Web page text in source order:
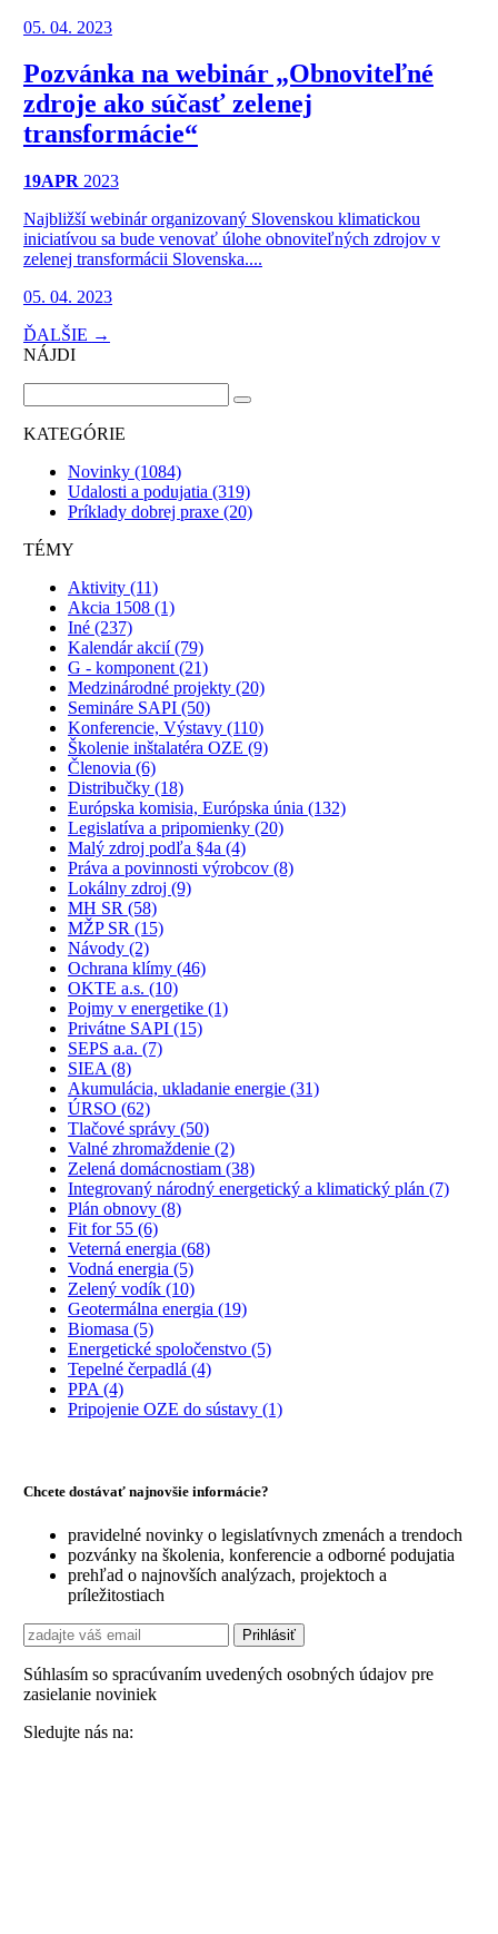
05. 04. 2023
Pozvánka na webinár „Obnoviteľné
zdroje ako súčasť zelenej
transformácie“
19APR 2023
Najbližší webinár organizovaný Slovenskou klimatickou
iniciatívou sa bude venovať úlohe obnoviteľných zdrojov v
zelenej transformácii Slovenska....
05. 04. 2023
ĎALŠIE →
NÁJDI
KATEGÓRIE
Novinky (1084)
Udalosti a podujatia (319)
Príklady dobrej praxe (20)
TÉMY
Aktivity (11)
Akcia 1508 (1)
Iné (237)
Kalendár akcií(79)
G - komponent (21)
Medzinárodné projekty (20)
Semináre SAPI (50)
Konferencie, Výstavy (110)
Školenie inštalatéra OZE (9)
Členovia (6)
Distribučky (18)
Európska komisia, Európska únia (132)
Legislatíva a pripomienky (20)
Malý zdroj podľa §4a (4)
Práva a povinnosti výrobcov (8)
Lokálny zdroj (9)
MH SR (58)
MŽP SR (15)
Návody (2)
Ochrana klímy (46)
OKTE a.s. (10)
Pojmy v energetike (1)
Privátne SAPI (15)
SEPS a.a. (7)
SIEA (8)
Akumulácia, ukladanie energie (31)
ÚRSO (62)
Tlačové správy (50)
Valné zhromaždenie (2)
Zelená domácnostiam (38)
Integrovaný národný energetický a klimatický plán (7)
Plán obnovy (8)
Fit for 55 (6)
Veterná energia (68)
Vodná energia (5)
Zelený vodík (10)
Geotermálna energia (19)
Biomasa (5)
Energetické spoločenstvo (5)
Tepelné čerpadlá (4)
PPA (4)
Pripojenie OZE do sústavy (1)
Chcete dostávať najnovšie informácie?
pravidelné novinky o legislatívnych zmenách a trendoch
pozvánky na školenia, konferencie a odborné podujatia
prehľad o najnovších analýzach, projektoch a
príležitostiach
Súhlasím so spracúvaním uvedených osobných údajov pre
zasielanie noviniek
Sledujte nás na: